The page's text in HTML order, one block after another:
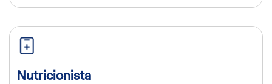
Nutricionista